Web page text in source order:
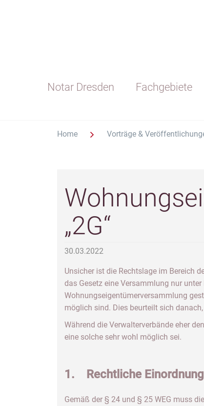
Notar Dresden Fachgebiete
Home Vorträge &
„2G“
30.03.2022
Unsicher ist die Rechtslage im Bereich
das Gesetz eine Versammlung nur
Wohnungseigentümerversammlung
möglich sind. Dies beurteilt sich
Während die Verwalterverbände eher
eine solche sehr wohl möglich sei.
1. Rechtliche Einordnung
Gemäß der § 24 und § 25 WEG muss